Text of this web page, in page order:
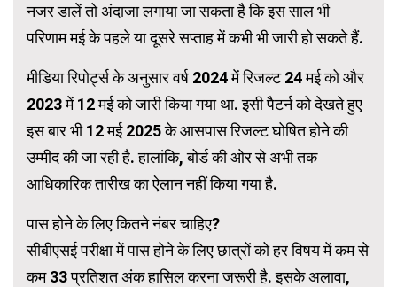
नजर डालें तो अंदाजा लगाया जा सकता है कि इस साल भी
परिणाम मई के पहले या दूसरे सप्ताह में कभी भी जारी हो सकते हैं.
मीडिया रिपोर्ट्स के अनुसार वर्ष 2024 में रिजल्ट 24 मई को और
2023 में 12 मई को जारी किया गया था. इसी पैटर्न को देखते हुए
इस बार भी 12 मई 2025 के आसपास रिजल्ट घोषित होने की
उम्मीद की जा रही है. हालांकि, बोर्ड की ओर से अभी तक
आधिकारिक तारीख का ऐलान नहीं किया गया है.
पास होने के लिए कितने नंबर चाहिए?
सीबीएसई परीक्षा में पास होने के लिए छात्रों को हर विषय में कम से
कम 33 प्रतिशत अंक हासिल करना जरूरी है. इसके अलावा,